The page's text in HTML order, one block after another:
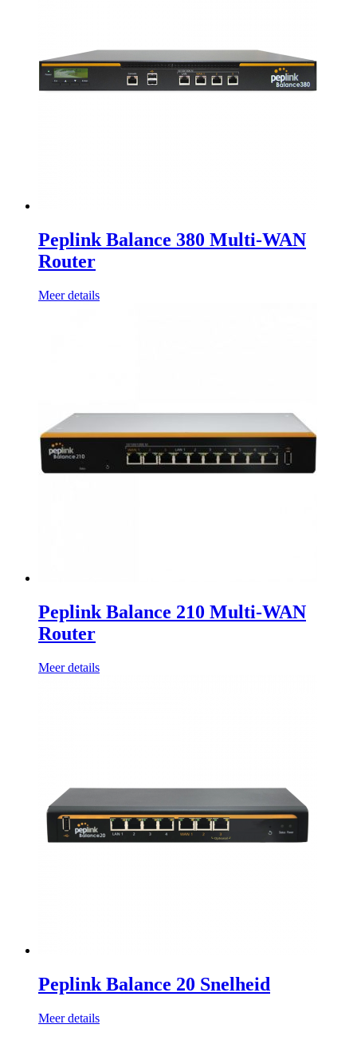
Peplink Balance 380 Multi-WAN
Router
Meer details
Peplink Balance 210 Multi-WAN
Router
Meer details
Peplink Balance 20 Snelheid
Meer details